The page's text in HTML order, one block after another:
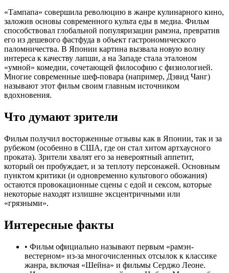
«Тампапа» совершила революцию в жанре кулинарного кино,
заложив основы современного культа еды в медиа. Фильм
способствовал глобальной популяризации рамэна, превратив
его из дешевого фастфуда в объект гастрономического
паломничества. В Японии картина вызвала новую волну
интереса к качеству лапши, а на Западе стала эталоном
«умной» комедии, сочетающей философию с физиологией.
Многие современные шеф-повара (например, Дэвид Чанг)
называют этот фильм своим главным источником
вдохновения.
Что думают зрители
Фильм получил восторженные отзывы как в Японии, так и за
рубежом (особенно в США, где он стал хитом артхаусного
проката). Зрители хвалят его за невероятный аппетит,
который он пробуждает, и за теплоту персонажей. Основным
пунктом критики (и одновременно культового обожания)
остаются провокационные сцены с едой и сексом, которые
некоторые находят излишне эксцентричными или
«грязными».
Интересные факты
• Фильм официально называют первым «рамэн-
вестерном» из-за многочисленных отсылок к классике
жанра, включая «Шейна» и фильмы Серджо Леоне.